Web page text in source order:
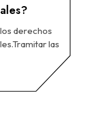
derechos
las